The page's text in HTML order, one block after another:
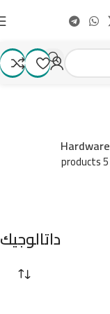
Hardware
5 products
داتالوجيك